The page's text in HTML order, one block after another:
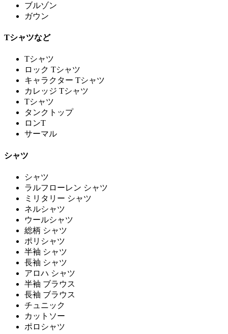
ブルゾン
ガウン
Tシャツなど
Tシャツ
ロック Tシャツ
キャラクター Tシャツ
カレッジ Tシャツ
Tシャツ
タンクトップ
ロンT
サーマル
シャツ
シャツ
ラルフローレン シャツ
ミリタリー シャツ
ネルシャツ
ウールシャツ
総柄 シャツ
ポリシャツ
半袖 シャツ
長袖 シャツ
アロハ シャツ
半袖 ブラウス
長袖 ブラウス
チュニック
カットソー
ポロシャツ